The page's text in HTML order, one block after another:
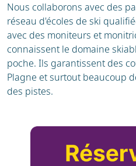
Nous collaborons avec des
réseau d'écoles de ski
avec des moniteurs et
connaissent le domaine
poche. Ils garantissent des
Plagne et surtout beaucoup
des pistes.